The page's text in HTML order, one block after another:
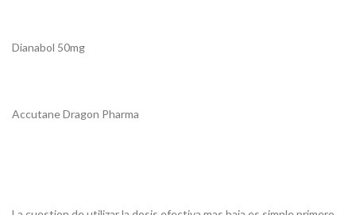
Dianabol 50mg
Accutane Dragon Pharma